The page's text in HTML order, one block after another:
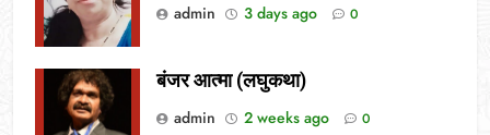
admin
3 days ago 0
बंजर आत्मा (लघुकथा)
admin
2 weeks ago 0